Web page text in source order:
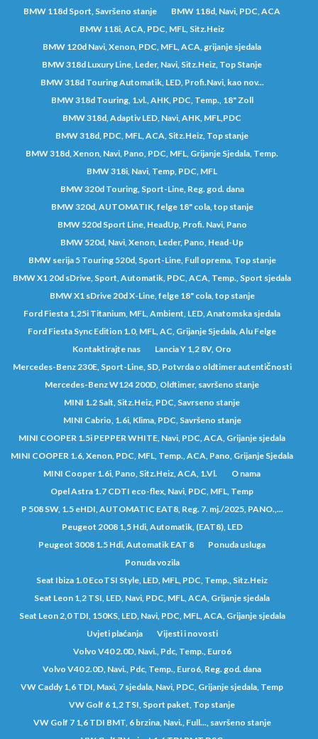
BMW 118d Sport, Savršeno stanje
BMW 118d, Navi, PDC, ACA
BMW 118i, ACA, PDC, MFL, Sitz.Heiz
BMW 120d Navi, Xenon, PDC, MFL, ACA, grijanje sjedala
BMW 318d Luxury Line, Leder, Navi, Sitz.Heiz, Top Stanje
BMW 318d Touring Automatik, LED, Profi.Navi, kao nov...
BMW 318d Touring, 1.vl., AHK, PDC, Temp., 18" Zoll
BMW 318d, Adaptiv LED, Navi, AHK, MFL,PDC
BMW 318d, PDC, MFL, ACA, Sitz.Heiz, Top stanje
BMW 318d, Xenon, Navi, Pano, PDC, MFL, Grijanje Sjedala, Temp.
BMW 318i, Navi, Temp, PDC, MFL
BMW 320d Touring, Sport-Line, Reg. god. dana
BMW 320d, AUTOMATIK, felge 18" cola, top stanje
BMW 520d Sport Line, HeadUp, Profi. Navi, Pano
BMW 520d, Navi, Xenon, Leder, Pano, Head-Up
BMW serija 5 Touring 520d, Sport-Line, Full oprema, Top stanje
BMW X1 20d sDrive, Sport, Automatik, PDC, ACA, Temp., Sport sjedala
BMW X1 sDrive 20d X-Line, felge 18" cola, top stanje
Ford Fiesta 1,25i Titanium, MFL, Ambient, LED, Anatomska sjedala
Ford Fiesta Sync Edition 1.0, MFL, AC, Grijanje Sjedala, Alu Felge
Kontaktirajte nas
Lancia Y 1,2 8V, Oro
Mercedes-Benz 230E, Sport-Line, SD, Potvrda o oldtimer autentičnosti
Mercedes-Benz W124 200D, Oldtimer, savršeno stanje
MINI 1.2 Salt, Sitz.Heiz, PDC, Savrseno stanje
MINI Cabrio, 1.6i, Klima, PDC, Savršeno stanje
MINI COOPER 1.5i PEPPER WHITE, Navi, PDC, ACA, Grijanje sjedala
MINI COOPER 1.6, Xenon, PDC, MFL, Temp., ACA, Pano, Grijanje Sjedala
MINI Cooper 1.6i, Pano, Sitz.Heiz, ACA, 1.Vl.
O nama
Opel Astra 1.7 CDTI eco-flex, Navi, PDC, MFL, Temp
P 508 SW, 1.5 eHDI, AUTOMATIC EAT8, Reg. 7. mj./2025, PANO.,...
Peugeot 2008 1,5 Hdi, Automatik, (EAT8), LED
Peugeot 3008 1.5 Hdi, Automatik EAT 8
Ponuda usluga
Ponuda vozila
Seat Ibiza 1.0 EcoTSI Style, LED, MFL, PDC, Temp., Sitz.Heiz
Seat Leon 1,2 TSI, LED, Navi, PDC, MFL, ACA, Grijanje sjedala
Seat Leon 2,0 TDI, 150KS, LED, Navi, PDC, MFL, ACA, Grijanje sjedala
Uvjeti plaćanja
Vijesti i novosti
Volvo V40 2.0D, Navi., Pdc, Temp., Euro6
Volvo V40 2.0D, Navi., Pdc, Temp., Euro6, Reg. god. dana
VW Caddy 1,6 TDI, Maxi, 7 sjedala, Navi, PDC, Grijanje sjedala, Temp
VW Golf 6 1,2 TSI, Sport paket, Top stanje
VW Golf 7 1,6 TDI BMT, 6 brzina, Navi., Full..., savršeno stanje